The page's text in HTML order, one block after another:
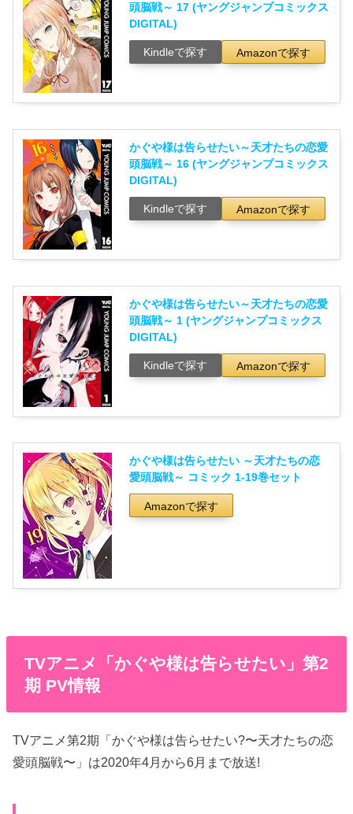
頭脳戦～ 17 (ヤングジャンプコミックス
DIGITAL)
Kindleで探す Amazonで探す
かぐや様は告らせたい～天才たちの恋愛
頭脳戦～ 16 (ヤングジャンプコミックス
DIGITAL)
Kindleで探す Amazonで探す
かぐや様は告らせたい～天才たちの恋愛
頭脳戦～ 1 (ヤングジャンプコミックス
DIGITAL)
Kindleで探す Amazonで探す
かぐや様は告らせたい ～天才たちの恋
愛頭脳戦～ コミック 1-19巻セット
Amazonで探す
TVアニメ「かぐや様は告らせたい」第2
期 PV情報
TVアニメ第2期「かぐや様は告らせたい?〜天才たちの恋
愛頭脳戦〜」は2020年4月から6月まで放送!